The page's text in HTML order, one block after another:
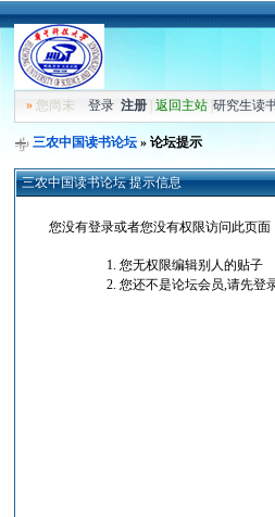
» 您尚未登录 注册 |返回主站 |研究生读
三农中国读书论坛» 论坛提示
三农中国读书论坛 提示信息
您没有登录或者您没有权限访问此页
您无权限编辑别人的贴子
您还不是论坛会员,请先登